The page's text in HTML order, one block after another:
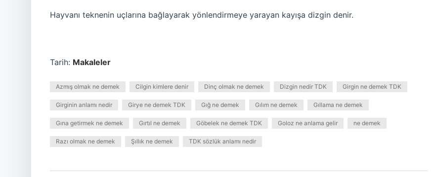
Hayvanı teknenin uçlarına bağlayarak yönlendirmeye yarayan kayışa dizgin denir.
Tarih: Makaleler
Azmış olmak ne demek Cilgin kimlere denir Dinç olmak ne demek Dizgin nedir TDK Girgin ne demek TDK
Girginin anlamı nedir Girye ne demek TDK Gığ ne demek Gılım ne demek Gıllama ne demek
Gına getirmek ne demek Gırtıl ne demek Göbelek ne demek TDK Goloz ne anlama gelir ne demek
Razı olmak ne demek Şıllık ne demek TDK sözlük anlamı nedir